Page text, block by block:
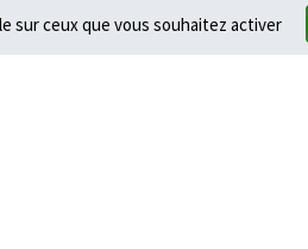
sur ceux que vous souhaitez activer